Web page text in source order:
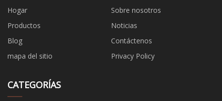
Hogar
Sobre nosotros
Productos
Noticias
Blog
Contáctenos
mapa del sitio
Privacy Policy
CATEGORÍAS